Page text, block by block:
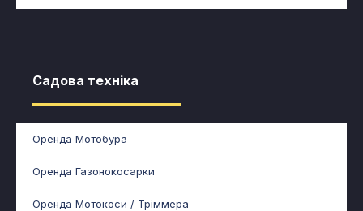
Садова техніка​
Оренда Мотобура
Оренда Газонокосарки
Оренда Мотокоси / Тріммера